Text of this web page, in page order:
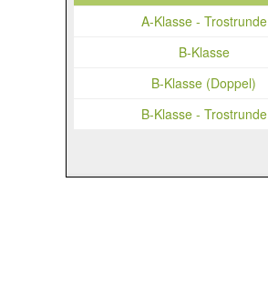
A-Klasse - Trostrunde
B-Klasse
B-Klasse (Doppel)
B-Klasse - Trostrunde